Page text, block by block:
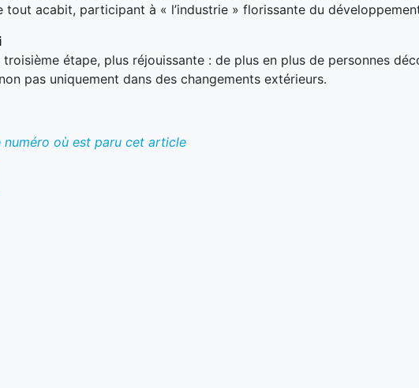
acabit, participant à « l’industrie » florissante du
étape, plus réjouissante : de plus en plus de personnes
pas uniquement dans des changements extérieurs.
où est paru cet article